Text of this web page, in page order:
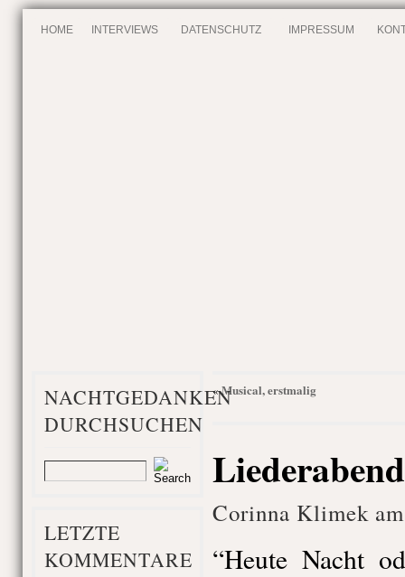
HOME INTERVIEWS DATENSCHUTZ IMPRESSUM
NACHTGEDANKEN
DURCHSUCHEN
LETZTE
KOMMENTARE
«Musical, erstmalig
Corinna Klimek
“Heute Nacht